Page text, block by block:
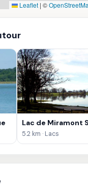
Leaflet | ©
Lac de Miramont
5.2 km · Lacs